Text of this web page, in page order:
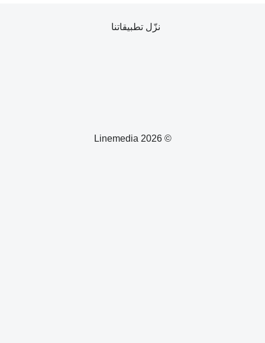
نزّل تطبيقاتنا